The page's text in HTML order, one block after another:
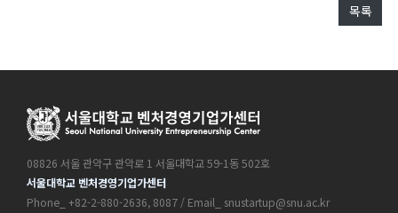
목록
08826 서울 관악구 관악로 1 서울대학교 59-1동 502호
서울대학교 벤처경영기업가센터
Phone_ +82-2-880-2636, 8087 / Email_ snustartup@snu.ac.kr